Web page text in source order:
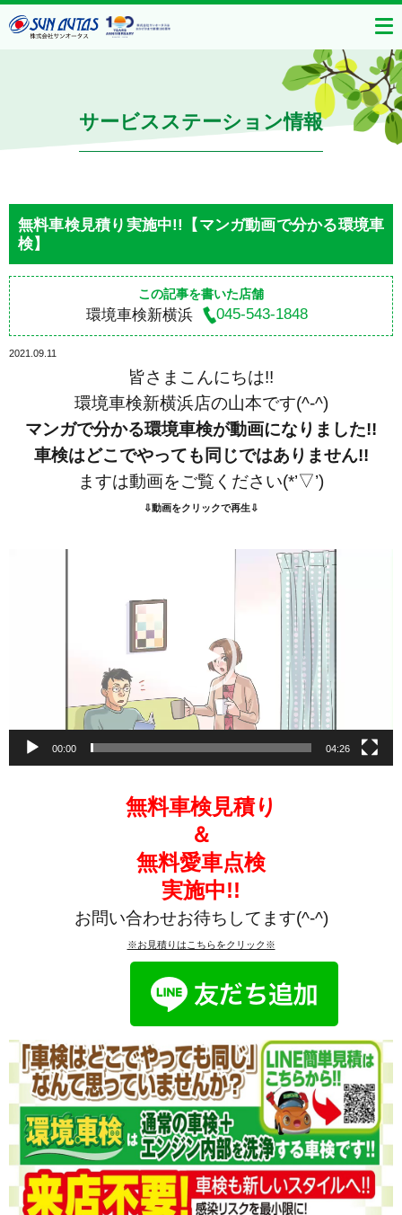
サービスステーション情報
無料車検見積り実施中!!【マンガ動画で分かる環境車
検】
この記事を書いた店舗
環境車検新横浜 045-543-1848
2021.09.11
皆さまこんにちは!!
環境車検新横浜店の山本です(^-^)
マンガで分かる環境車検が動画になりました!!
車検はどこでやっても同じではありません!!
ますは動画をご覧ください(*’▽’)
⇩動画をクリックで再生⇩
00:00 04:26
無料車検見積り
＆
無料愛車点検
実施中!!
お問い合わせお待ちしてます(^-^)
※お見積りはこちらをクリック※